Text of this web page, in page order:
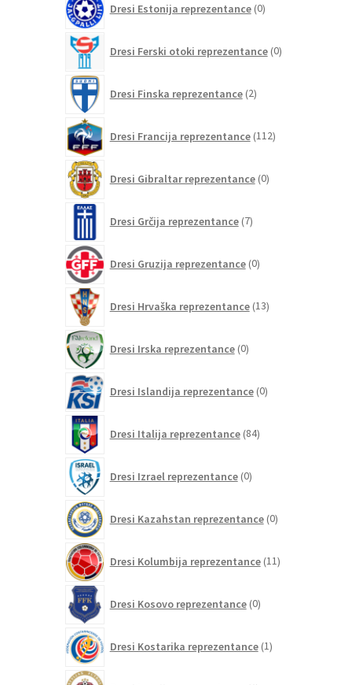
Dresi Estonija reprezentance 0izdelkov
Dresi Ferski otoki reprezentance 0izdelkov
Dresi Finska reprezentance 2izdelka
Dresi Francija reprezentance 112izdelkov
Dresi Gibraltar reprezentance 0izdelkov
Dresi Grčija reprezentance 7izdelkov
Dresi Gruzija reprezentance 0izdelkov
Dresi Hrvaška reprezentance 13izdelkov
Dresi Irska reprezentance 0izdelkov
Dresi Islandija reprezentance 0izdelkov
Dresi Italija reprezentance 84izdelkov
Dresi Izrael reprezentance 0izdelkov
Dresi Kazahstan reprezentance 0izdelkov
Dresi Kolumbija reprezentance 11izdelkov
Dresi Kosovo reprezentance 0izdelkov
Dresi Kostarika reprezentance 1izdelek